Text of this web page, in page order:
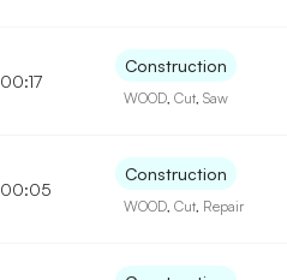
00:17
Construction
WOOD ,Cut ,Saw
00:05
Construction
WOOD ,Cut Repair